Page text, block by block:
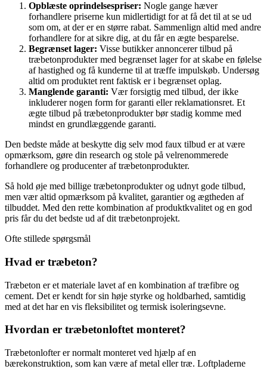
Opblæste oprindelsespriser: Nogle gange hæver
forhandlere priserne kun midlertidigt for at få det til at se ud
som om, at der er en større rabat. Sammenlign altid med andre
forhandlere for at sikre dig, at du får en ægte besparelse.
Begrænset lager: Visse butikker annoncerer tilbud på
træbetonprodukter med begrænset lager for at skabe en følelse
af hastighed og få kunderne til at træffe impulskøb. Undersøg
altid om produktet rent faktisk er i begrænset oplag.
Manglende garanti: Vær forsigtig med tilbud, der ikke
inkluderer nogen form for garanti eller reklamationsret. Et
ægte tilbud på træbetonprodukter bør stadig komme med
mindst en grundlæggende garanti.
Den bedste måde at beskytte dig selv mod faux tilbud er at være
opmærksom, gøre din research og stole på velrenommerede
forhandlere og producenter af træbetonprodukter.
Så hold øje med billige træbetonprodukter og udnyt gode tilbud,
men vær altid opmærksom på kvalitet, garantier og ægtheden af
tilbuddet. Med den rette kombination af produktkvalitet og en god
pris får du det bedste ud af dit træbetonprojekt.
Ofte stillede spørgsmål
Hvad er træbeton?
Træbeton er et materiale lavet af en kombination af træfibre og
cement. Det er kendt for sin høje styrke og holdbarhed, samtidig
med at det har en vis fleksibilitet og termisk isoleringsevne.
Hvordan er træbetonloftet monteret?
Træbetonlofter er normalt monteret ved hjælp af en
bærekonstruktion, som kan være af metal eller træ. Loftpladerne